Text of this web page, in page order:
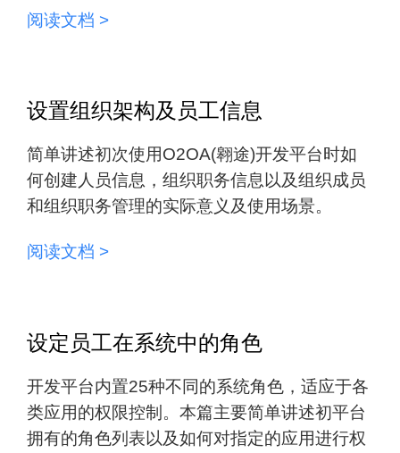
阅读文档 >
设置组织架构及员工信息
简单讲述初次使用O2OA(翱途)开发平台时如
何创建人员信息，组织职务信息以及组织成员
和组织职务管理的实际意义及使用场景。
阅读文档 >
设定员工在系统中的角色
开发平台内置25种不同的系统角色，适应于各
类应用的权限控制。本篇主要简单讲述初平台
拥有的角色列表以及如何对指定的应用进行权